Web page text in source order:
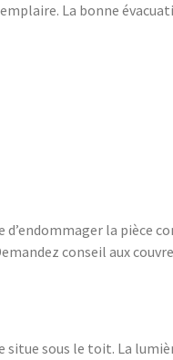
La bonne
la pièce
conseil aux
situe sous le toit. La